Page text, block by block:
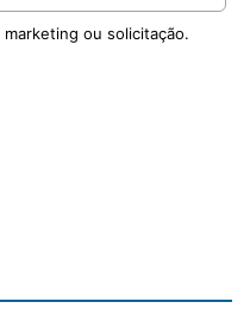
ou solicitação.